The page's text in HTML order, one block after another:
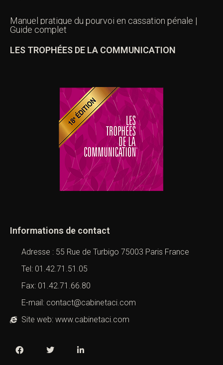
Manuel pratique du pourvoi en cassation pénale |
Guide complet
LES TROPHÉES DE LA COMMUNICATION
Informations de contact
Adresse : 55 Rue de Turbigo 75003 Paris France
Tel: 01.42.71.51.05
Fax: 01.42.71.66.80
E-mail: contact@cabinetaci.com
Site web: www.cabinetaci.com